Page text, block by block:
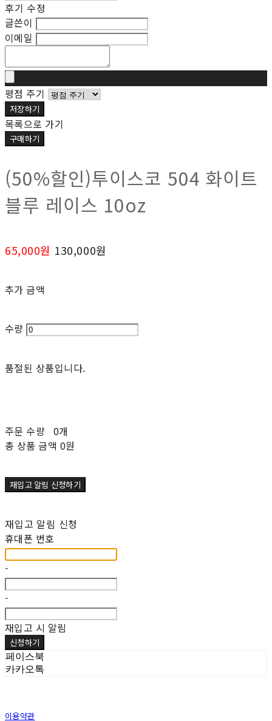
후기 수정
글쓴이
이메일
평점 주기
저장하기
목록으로 가기
구매하기
(50%할인)투이스코 504 화이트
블루 레이스 10oz
65,000원 130,000원
추가 금액
수량
품절된 상품입니다.
주문 수량 0개
총 상품 금액 0원
재입고 알림 신청하기
재입고 알림 신청
휴대폰 번호
-
-
재입고 시 알림
신청하기
페이스북
카카오톡
이용약관